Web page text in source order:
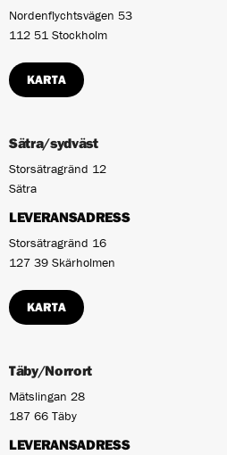
Nordenflychtsvägen 53
112 51 Stockholm
KARTA
Sätra/sydväst
Storsätragränd 12
Sätra
LEVERANSADRESS
Storsätragränd 16
127 39 Skärholmen
KARTA
Täby/Norrort
Mätslingan 28
187 66 Täby
LEVERANSADRESS